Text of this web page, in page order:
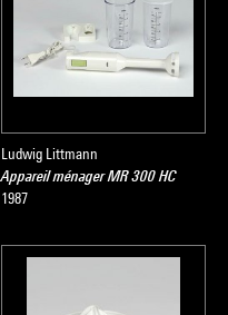
Ludwig Littmann
Appareil ménager MR 300 HC
1987